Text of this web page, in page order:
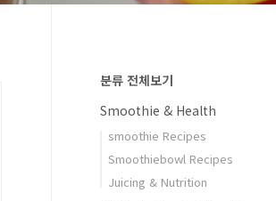
분류 전체보기
Smoothie & Health
smoothie Recipes
Smoothiebowl Recipes
Juicing & Nutrition